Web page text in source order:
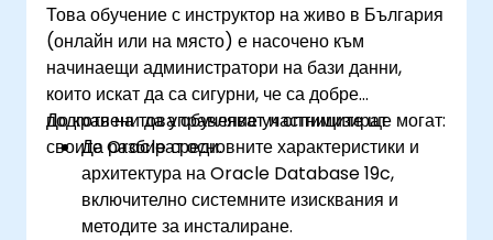
Това обучение с инструктор на живо в България
(онлайн или на място) е насочено към
начинаещи администратори на бази данни,
които искат да са сигурни, че са добре
подготвени да управляват и оптимизират
своите Oracle среди.
До края на това обучение участниците ще могат:
Да разбират основните характеристики и
архитектура на Oracle Database 19c,
включително системните изисквания и
методите за инсталиране.